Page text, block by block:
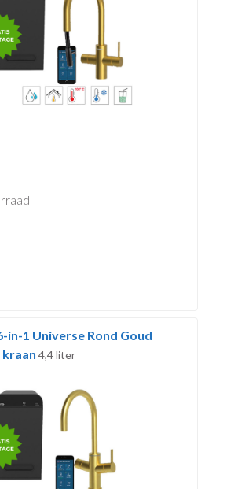
in-1 Universe Rond Goud
4,4 liter